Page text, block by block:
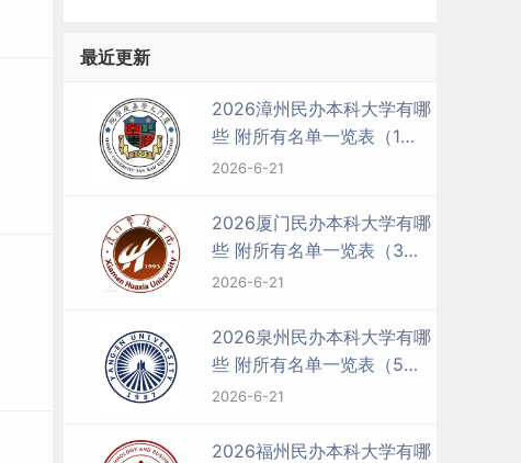
最近更新
2026漳州民办本科大学有哪
些 附所有名单一览表（1
所）
2026-6-21
2026厦门民办本科大学有哪
些 附所有名单一览表（3
所）
2026-6-21
2026泉州民办本科大学有哪
些 附所有名单一览表（5
所）
2026-6-21
2026福州民办本科大学有哪